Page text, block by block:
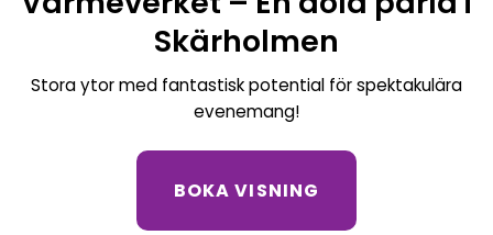
Skärholmen
Stora ytor med fantastisk potential för spektakulära
evenemang!
BOKA VISNING